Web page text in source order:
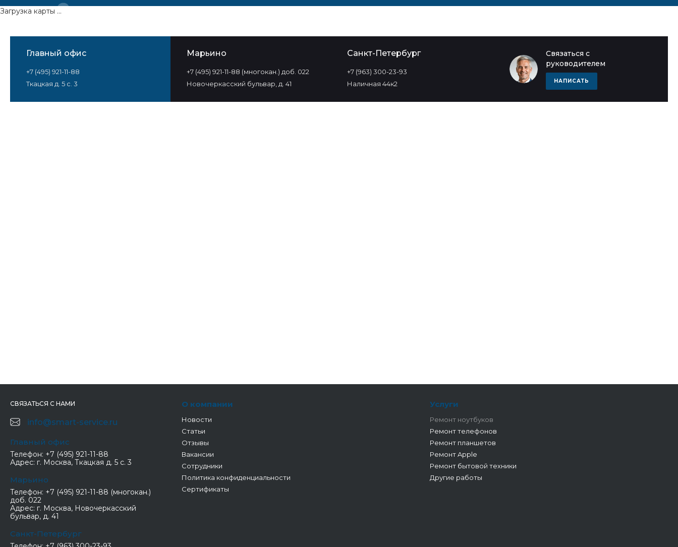
Связаться с
руководителем
НАПИСАТЬ
Главный офис
+7 (495) 921-11-88
Ткацкая д. 5 с. 3
Марьино
+7 (495) 921-11-88 (многокан.) доб. 022
Новочеркасский бульвар, д. 41
Санкт-Петербург
+7 (963) 300-23-93
Наличная 44к2
Загрузка карты ...
СВЯЗАТЬСЯ С НАМИ
info@smart-service.ru
Главный офис
Телефон: +7 (495) 921-11-88
Адрес: г. Москва, Ткацкая д. 5 с. 3
Марьино
Телефон: +7 (495) 921-11-88 (многокан.)
доб. 022
Адрес: г. Москва, Новочеркасский
бульвар, д. 41
Санкт-Петербург
О компании
Новости
Статьи
Отзывы
Вакансии
Сотрудники
Политика конфиденциальности
Сертификаты
Услуги
Ремонт ноутбуков
Ремонт телефонов
Ремонт планшетов
Ремонт Apple
Ремонт бытовой техники
Другие работы